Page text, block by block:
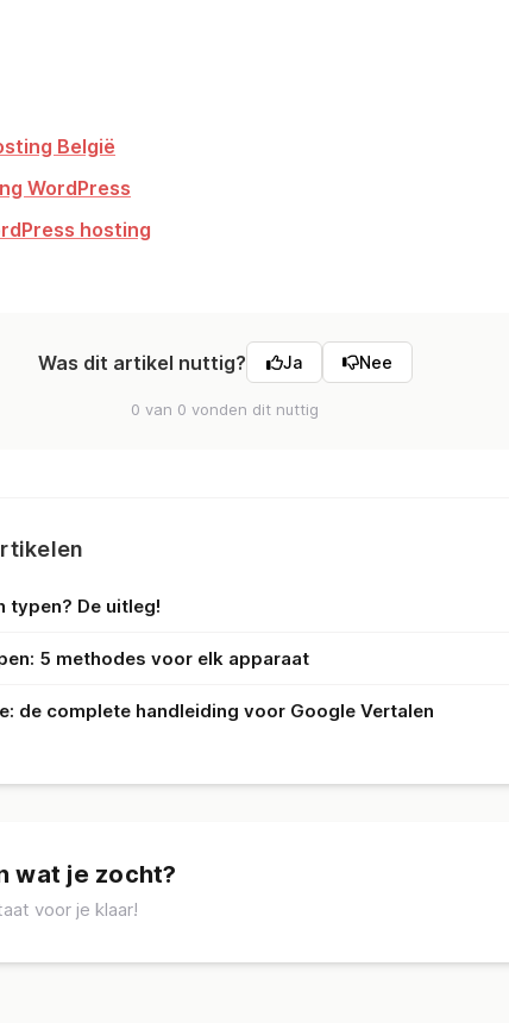
België
WordPress
hosting
Was dit artikel nuttig? Ja Nee
0 van 0 vonden dit nuttig
typen? De uitleg!
5 methodes voor elk apparaat
de complete handleiding voor Google Vertalen
wat je zocht?
voor je klaar!